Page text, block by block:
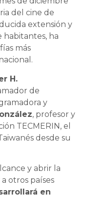
del cine de
extensión y
habitantes, ha
más
H.
de
y
, profesor y
TECMERIN, el
desde su
y abrir la
otros países
en